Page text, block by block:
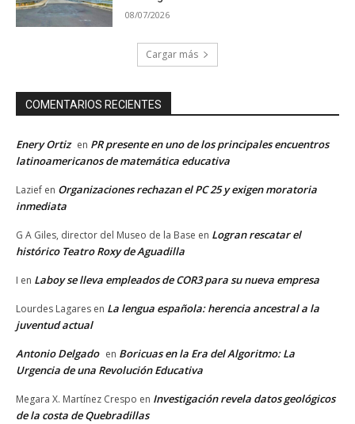
08/07/2026
Cargar más
COMENTARIOS RECIENTES
Enery Ortiz en PR presente en uno de los principales encuentros
latinoamericanos de matemática educativa
Lazief en Organizaciones rechazan el PC 25 y exigen moratoria
inmediata
G A Giles, director del Museo de la Base en Logran rescatar el
histórico Teatro Roxy de Aguadilla
I en Laboy se lleva empleados de COR3 para su nueva empresa
Lourdes Lagares en La lengua española: herencia ancestral a la
juventud actual
Antonio Delgado en Boricuas en la Era del Algoritmo: La
Urgencia de una Revolución Educativa
Megara X. Martínez Crespo en Investigación revela datos geológicos
de la costa de Quebradillas